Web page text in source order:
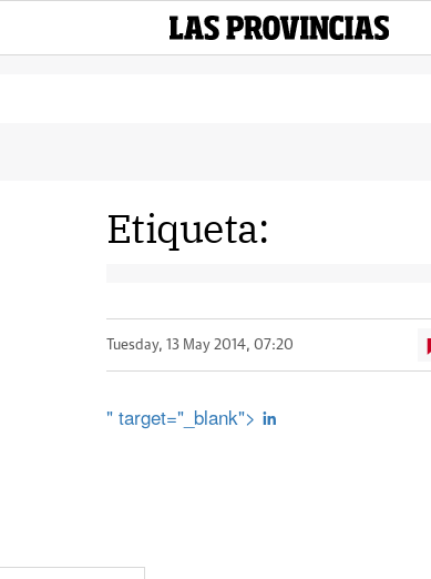
Etiqueta:
Tuesday, 13 May 2014, 07:20
" target="_blank">